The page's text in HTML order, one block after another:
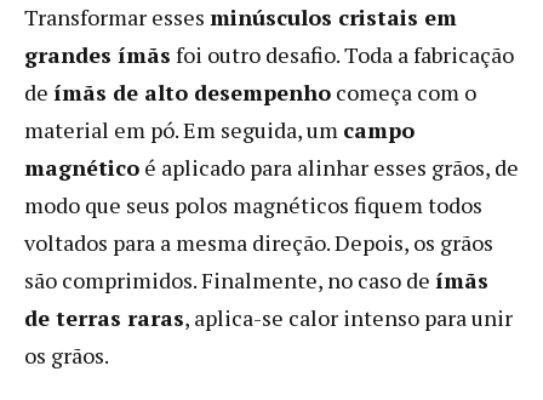
sem
terras
Empresa
dos
EUA
tenta
quebrar
dependência
da
China
Transformar esses minúsculos cristais em
grandes ímãs foi outro desafio. Toda a fabricação
de ímãs de alto desempenho começa com o
material em pó. Em seguida, um campo
magnético é aplicado para alinhar esses grãos, de
modo que seus polos magnéticos fiquem todos
voltados para a mesma direção. Depois, os grãos
são comprimidos. Finalmente, no caso de ímãs
de terras raras, aplica-se calor intenso para unir
os grãos.